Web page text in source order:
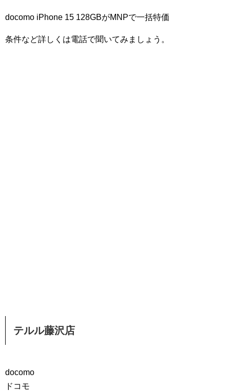
docomo iPhone 15 128GBがMNPで一括特価
条件など詳しくは電話で聞いてみましょう。
テルル藤沢店
docomo
ドコモ